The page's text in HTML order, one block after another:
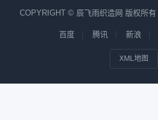
COPYRIGHT © 辰飞雨织造网 版权所有
百度 腾讯 新浪
XML地图